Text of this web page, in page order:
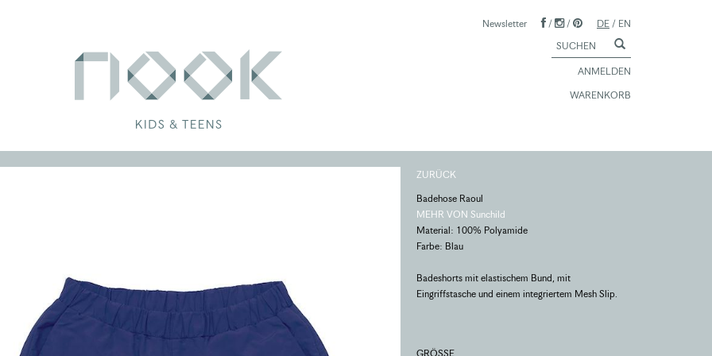
Newsletter / / DE / EN
ANMELDEN
WARENKORB
ZURÜCK
Badehose Raoul
MEHR VON Sunchild
Material: 100% Polyamide
Farbe: Blau
Badeshorts mit elastischem Bund, mit
Eingriffstasche und einem integriertem Mesh Slip.
GRÖSSE